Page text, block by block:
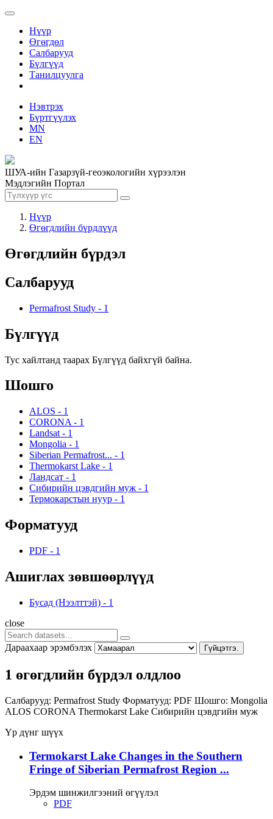
Нүүр
Өгөгдөл
Салбарууд
Бүлгүүд
Танилцуулга
Нэвтрэх
Бүртгүүлэх
MN
EN
ШУА-ийн Газарзүй-геоэкологийн хүрээлэн
Мэдлэгийн Портал
Нүүр
Өгөгдлийн бүрдлүүд
Өгөгдлийн бүрдэл
Салбарууд
Permafrost Study - 1
Бүлгүүд
Тус хайлтанд таарах Бүлгүүд байхгүй байна.
Шошго
ALOS - 1
CORONA - 1
Landsat - 1
Mongolia - 1
Siberian Permafrost... - 1
Thermokarst Lake - 1
Ландсат - 1
Сибирийн цэвдгийн муж - 1
Термокарстын нуур - 1
Форматууд
PDF - 1
Ашиглах зөвшөөрлүүд
Бусад (Нээлттэй) - 1
close
Дараахаар эрэмбэлэх Гүйцэтгэ.
1 өгөгдлийн бүрдэл олдлоо
Салбарууд: Permafrost Study Форматууд: PDF Шошго: Mongolia
ALOS CORONA Thermokarst Lake Сибирийн цэвдгийн муж
Үр дүнг шүүх
Termokarst Lake Changes in the Southern
Fringe of Siberian Permafrost Region ...
Эрдэм шинжилгээний өгүүлэл
PDF